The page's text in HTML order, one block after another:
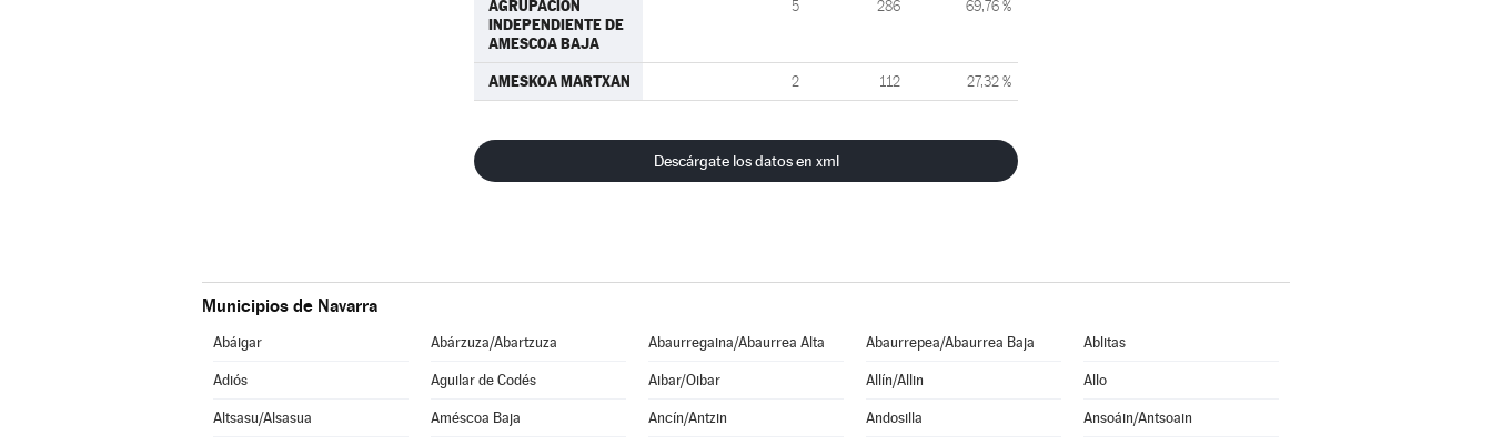
AGRUPACION
INDEPENDIENTE DE
AMESCOA BAJA
5 286 69,76 %
AMESKOA MARTXAN 2 112 27,32 %
Descárgate los datos en xml
Municipios de Navarra
Abáigar Abárzuza/Abartzuza Abaurregaina/Abaurrea Alta Abaurrepea/Abaurrea Baja Ablitas
Adiós Aguilar de Codés Aibar/Oibar Allín/Allin Allo
Altsasu/Alsasua Améscoa Baja Ancín/Antzin Andosilla Ansoáin/Antsoain